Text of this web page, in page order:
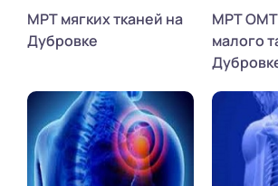
МРТ мягких тканей на
Дубровке
МРТ
малого